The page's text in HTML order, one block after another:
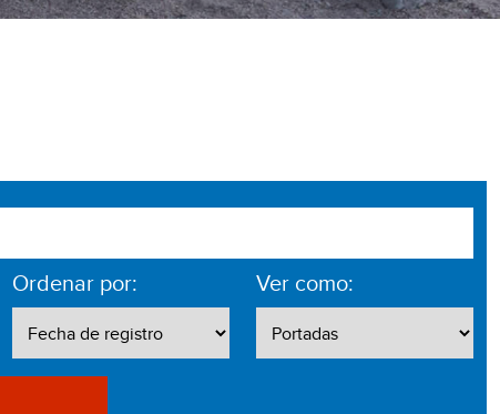
Ordenar por: Ver como: